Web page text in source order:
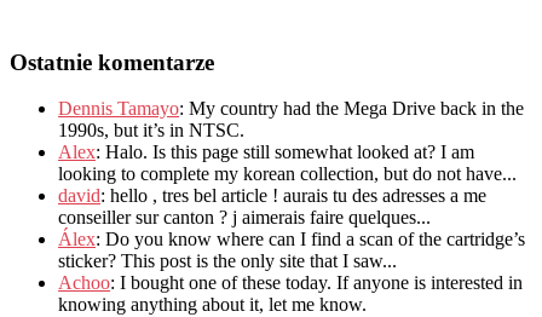
Ostatnie komentarze
Dennis Tamayo: My country had the Mega Drive back in the
1990s, but it’s in NTSC.
Alex: Halo. Is this page still somewhat looked at? I am
looking to complete my korean collection, but do not have...
david: hello , tres bel article ! aurais tu des adresses a me
conseiller sur canton ? j aimerais faire quelques...
Álex: Do you know where can I find a scan of the cartridge’s
sticker? This post is the only site that I saw...
Achoo: I bought one of these today. If anyone is interested in
knowing anything about it, let me know.